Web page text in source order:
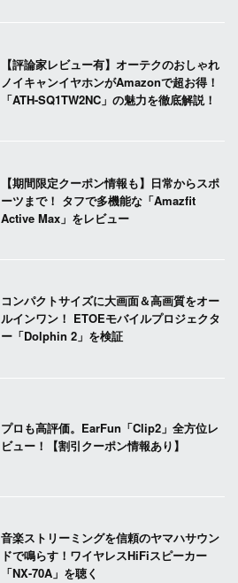
【評論家レビュー有】オーテクのおしゃれ
ノイキャンイヤホンがAmazonで超お得！
「ATH-SQ1TW2NC」の魅力を徹底解説！
【期間限定クーポン情報も】日常からスポ
ーツまで！ タフで多機能な「Amazfit
Active Max」をレビュー
コンパクトサイズに大画面＆高画質をオー
ルインワン！ ETOEモバイルプロジェクタ
ー「Dolphin 2」を検証
プロも高評価。EarFun「Clip2」全方位レ
ビュー！【割引クーポン情報あり】
音楽ストリーミングを信頼のヤマハサウン
ドで鳴らす！ワイヤレスHiFiスピーカー
「NX-70A」を聴く